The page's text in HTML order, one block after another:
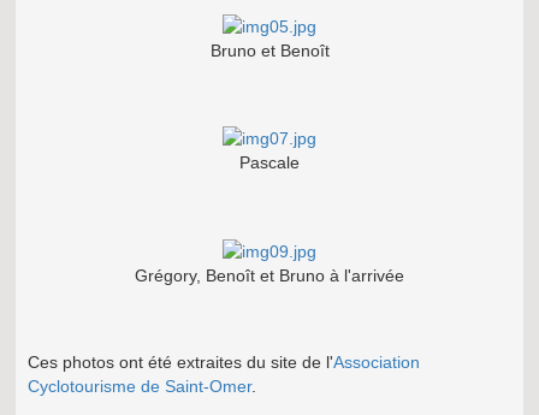
Bruno et Benoît
Pascale
Grégory, Benoît et Bruno à l'arrivée
Ces photos ont été extraites du site de l'Association
Cyclotourisme de Saint-Omer.